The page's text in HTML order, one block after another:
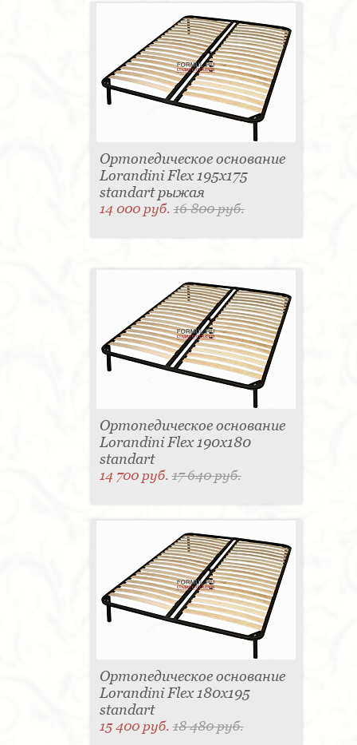
Ортопедическое основание
Lorandini Flex 195x175
standart рыжая
14 000 руб.16 800 руб.
Ортопедическое основание
Lorandini Flex 190x180
standart
14 700 руб.17 640 руб.
Ортопедическое основание
Lorandini Flex 180x195
standart
15 400 руб.18 480 руб.